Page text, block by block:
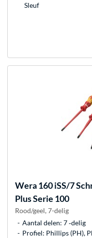
Sleuf
Wera160 iSS/7
Plus Serie 100
Rood/geel, 7-delig
Aantal delen: 7 ‐delig
Profiel: Phillips (PH),